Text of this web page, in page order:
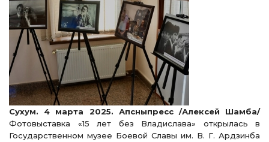
Сухум. 4 марта 2025. Апсныпресс /Алексей Шамба/
Фотовыставка «15 лет без Владислава» открылась в
Государственном музее Боевой Славы им. В. Г. Ардзинба